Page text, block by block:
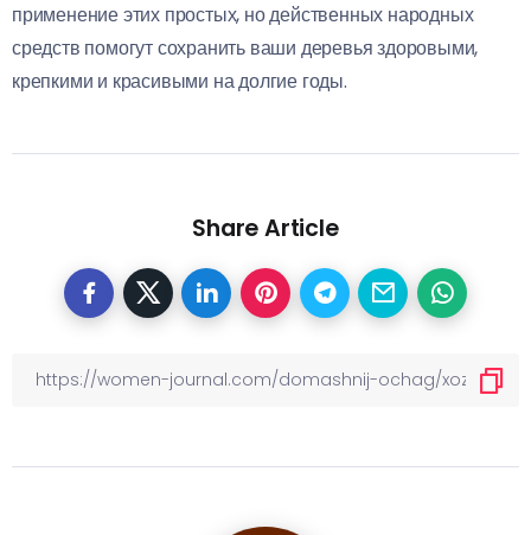
применение этих простых, но действенных народных
средств помогут сохранить ваши деревья здоровыми,
крепкими и красивыми на долгие годы.
Share Article